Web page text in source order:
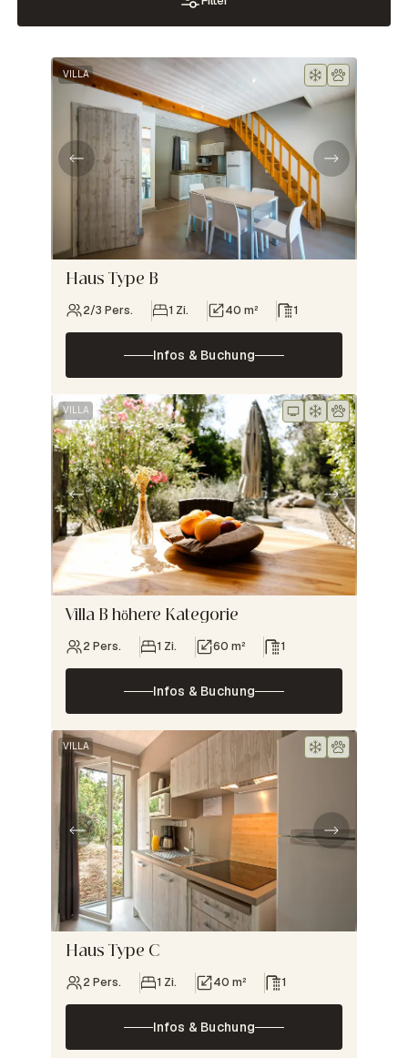
VILLA
Haus Type B
2/3 Pers. 1 Zi. 40 m² 1
Infos & Buchung
VILLA
Villa B höhere Kategorie
2 Pers. 1 Zi. 60 m² 1
Infos & Buchung
VILLA
Haus Type C
2 Pers. 1 Zi. 40 m² 1
Infos & Buchung